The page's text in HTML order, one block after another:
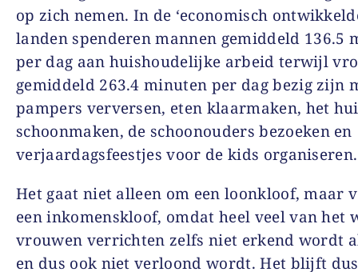
op zich nemen. In de ‘economisch
landen spenderen mannen gemiddeld 136.5
per dag aan huishoudelijke arbeid terwijl
gemiddeld 263.4 minuten per dag bezig zijn
pampers verversen, eten klaarmaken, het
schoonmaken, de schoonouders bezoeken en
verjaardagsfeestjes voor de kids organiseren.
Het gaat niet alleen om een loonkloof, maar
een inkomenskloof, omdat heel veel van het
vrouwen verrichten zelfs niet erkend wordt
en dus ook niet verloond wordt. Het blijft dus